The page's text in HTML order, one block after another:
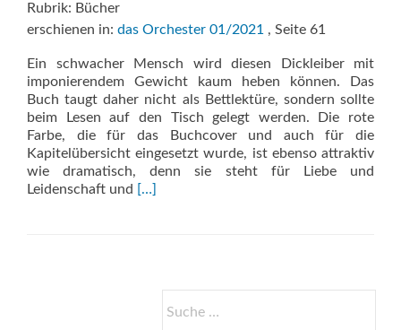
Rubrik: Bücher
erschienen in: das Orchester 01/2021 , Seite 61
Ein schwacher Mensch wird diesen Dickleiber mit
imponierendem Gewicht kaum heben können. Das
Buch taugt daher nicht als Bettlektüre, sondern sollte
beim Lesen auf den Tisch gelegt werden. Die rote
Farbe, die für das Buchcover und auch für die
Kapitelübersicht eingesetzt wurde, ist ebenso attraktiv
wie dramatisch, denn sie steht für Liebe und
Leidenschaft und Read
[…]
nach: